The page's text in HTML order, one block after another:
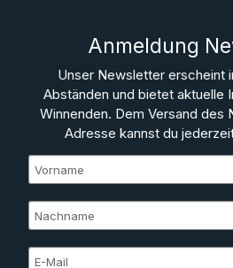
Anmeldung
Unser Newsletter erscheint
Abständen und bietet aktuelle
Winnenden. Dem Versand des
Adresse kannst du